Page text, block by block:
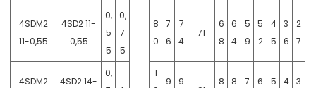
4SDM2
11-0,55
4SD2 11-
0,55
0,
5
5
0,
7
5
8
0
7
6
7
4
71
6
8
6
4
5
9
5
2
4
5
3
6
2
7
4SDM2
4SD2 14-
0,
1
9
9
8
8
7
6
5
4
3